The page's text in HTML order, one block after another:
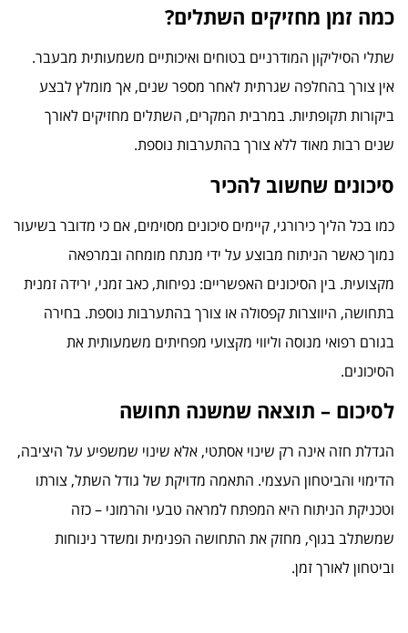
כמה זמן מחזיקים השתלים?
שתלי הסיליקון המודרניים בטוחים ואיכותיים משמעותית מבעבר.
אין צורך בהחלפה שגרתית לאחר מספר שנים, אך מומלץ לבצע
ביקורות תקופתיות. במרבית המקרים, השתלים מחזיקים לאורך
שנים רבות מאוד ללא צורך בהתערבות נוספת.
סיכונים שחשוב להכיר
כמו בכל הליך כירורגי, קיימים סיכונים מסוימים, אם כי מדובר בשיעור
נמוך כאשר הניתוח מבוצע על ידי מנתח מומחה ובמרפאה
מקצועית. בין הסיכונים האפשריים: נפיחות, כאב זמני, ירידה זמנית
בתחושה, היווצרות קפסולה או צורך בהתערבות נוספת. בחירה
בגורם רפואי מנוסה וליווי מקצועי מפחיתים משמעותית את
הסיכונים.
לסיכום – תוצאה שמשנה תחושה
הגדלת חזה אינה רק שינוי אסתטי, אלא שינוי שמשפיע על היציבה,
הדימוי והביטחון העצמי. התאמה מדויקת של גודל השתל, צורתו
וטכניקת הניתוח היא המפתח למראה טבעי והרמוני – כזה
שמשתלב בגוף, מחזק את התחושה הפנימית ומשדר נינוחות
וביטחון לאורך זמן.